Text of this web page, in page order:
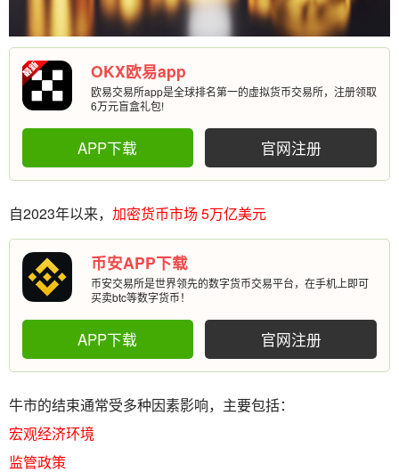
OKX欧易app
欧易交易所app是全球排名第一的虚拟货币交易所，注册领取
6万元盲盒礼包!
APP下载 官网注册
自2023年以来， 加密货币市场 5万亿美元
币安APP下载
币安交易所是世界领先的数字货币交易平台，在手机上即可
买卖btc等数字货币！
APP下载 官网注册
牛市的结束通常受多种因素影响，主要包括：
宏观经济环境
监管政策